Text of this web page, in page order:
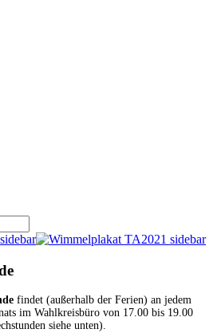
findet (außerhalb der Ferien) an jedem
im Wahlkreisbüro von 17.00 bis 19.00
siehe unten).